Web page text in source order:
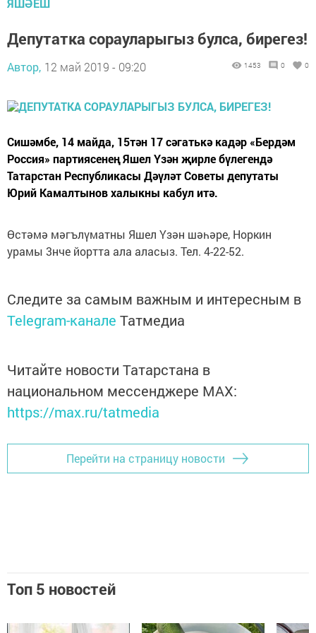
ЯШӘЕШ
Депутатка сорауларыгыз булса, бирегез!
Автор, 12 май 2019 - 09:20 1453 0 0
Сишәмбе, 14 майда, 15тән 17 сәгатькә кадәр «Бердәм
Россия» партиясенең Яшел Үзән җирле бүлегендә
Татарстан Республикасы Дәүләт Советы депутаты
Юрий Камалтынов халыкны кабул итә.
Өстәмә мәгълүматны Яшел Үзән шәһәре, Норкин
урамы 3нче йортта ала аласыз. Тел. 4-22-52.
Следите за самым важным и интересным в
Telegram-канале Татмедиа
Читайте новости Татарстана в
национальном мессенджере MАХ:
https://max.ru/tatmedia
Перейти на страницу новости
Топ 5 новостей